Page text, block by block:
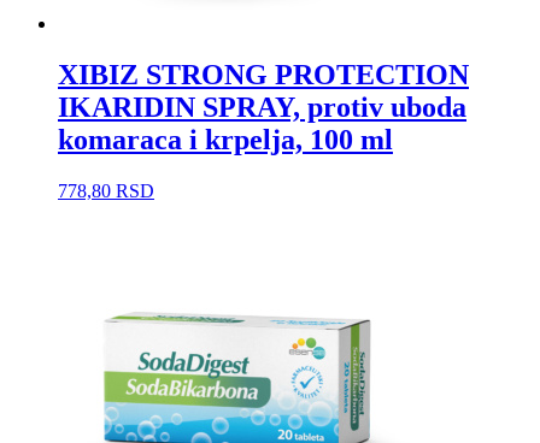
XIBIZ STRONG PROTECTION
IKARIDIN SPRAY, protiv uboda
komaraca i krpelja, 100 ml
778,80 RSD